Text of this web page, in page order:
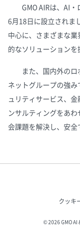
GMO AIRは、AI
6月18日に設立されま
中心に、さまざまな
的なソリューションを
また、国内外のロ
ネットグループの強
ュリティサービス、
ンサルティングをあ
会課題を解決し、安全
クッキ
© 2026 GMO